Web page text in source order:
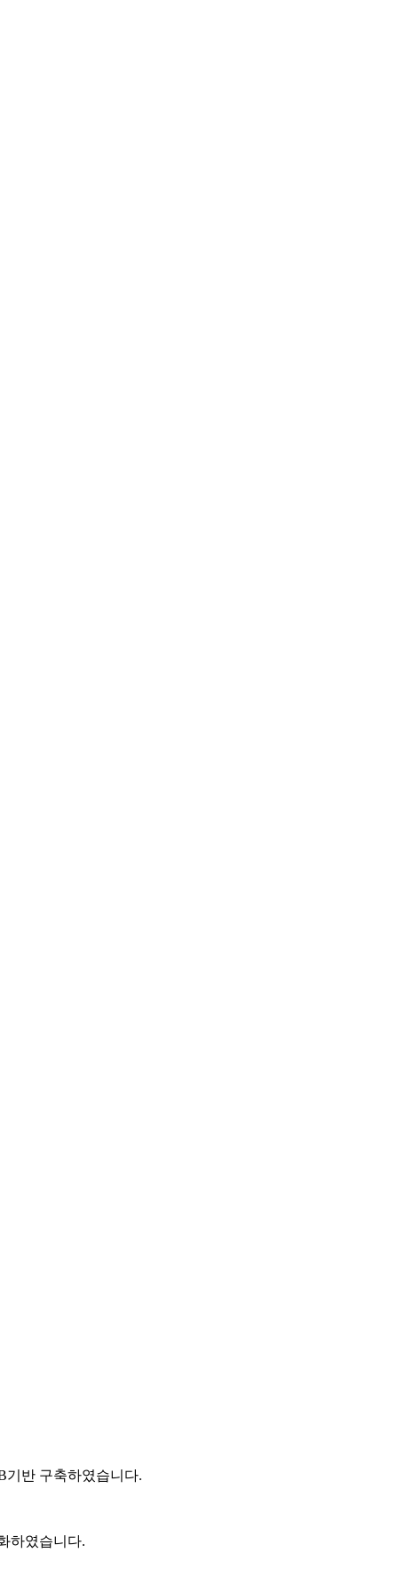
기반 구축하였습니다.
하였습니다.